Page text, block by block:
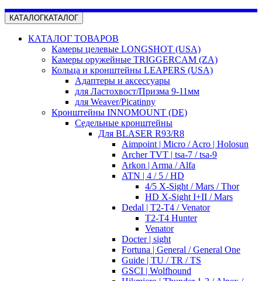
КАТАЛОГКАТАЛОГ
КАТАЛОГ ТОВАРОВ
Камеры целевые LONGSHOT (USA)
Камеры оружейные TRIGGERCAM (ZA)
Кольца и кронштейны LEAPERS (USA)
Адаптеры и аксессуары
для Ластохвост/Призма 9-11мм
для Weaver/Picatinny
Кронштейны INNOMOUNT (DE)
Седельные кронштейны
Для BLASER R93/R8
Aimpoint | Micro / Acro | Holosun
Archer TVT | tsa-7 / tsa-9
Arkon | Arma / Alfa
ATN | 4 / 5 / HD
4/5 X-Sight / Mars / Thor
HD X-Sight I+II / Mars
Dedal | T2-T4 / Venator
T2-T4 Hunter
Venator
Docter | sight
Fortuna | General / General One
Guide | TU / TR / TS
GSCI | Wolfhound